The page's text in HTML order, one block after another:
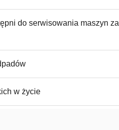
do serwisowania maszyn za
w życie